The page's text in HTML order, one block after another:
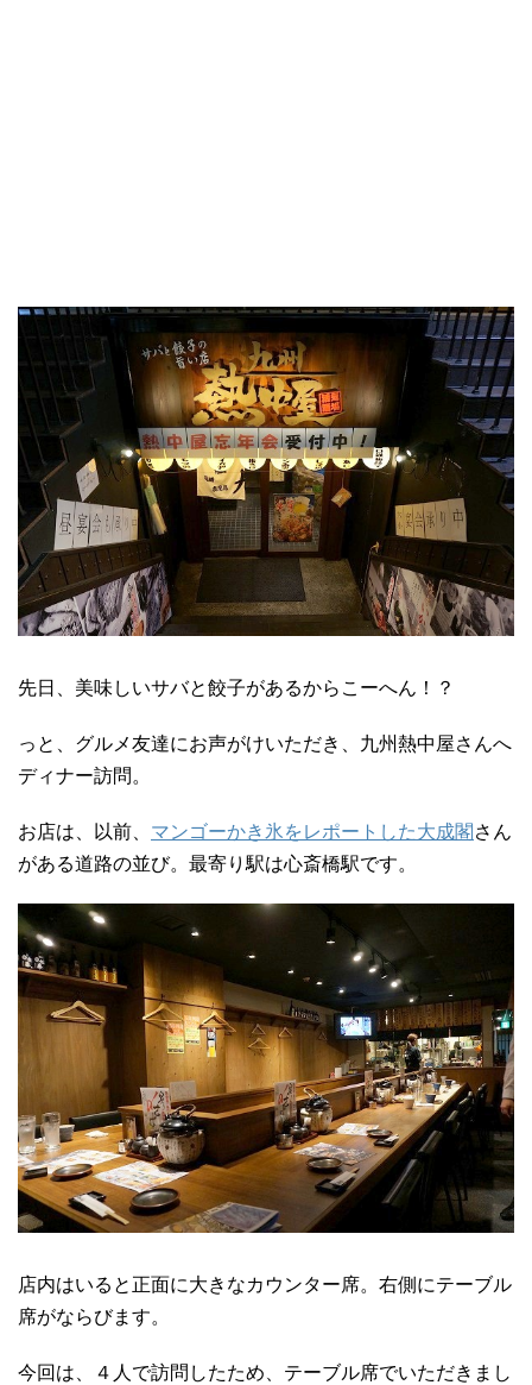
先日、美味しいサバと餃子があるからこーへん！？
っと、グルメ友達にお声がけいただき、九州熱中屋さんへ
ディナー訪問。
お店は、以前、 マンゴーかき氷をレポートした大成閣 さん
がある道路の並び。最寄り駅は心斎橋駅です。
店内はいると正面に大きなカウンター席。右側にテーブル
席がならびます。
今回は、４人で訪問したため、テーブル席でいただきまし